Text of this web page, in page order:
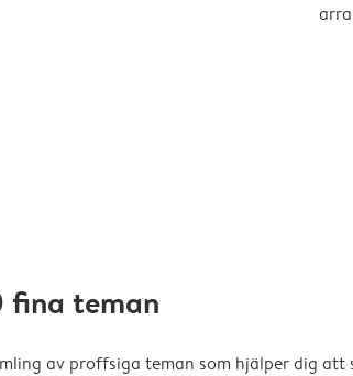
fina teman
av proffsiga teman som hjälper dig att